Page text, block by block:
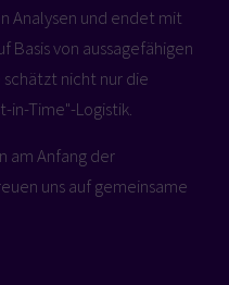
Analysen und endet mit
Basis von aussagefähigen
nicht nur die
in-Time"-Logistik.
am Anfang der
uns auf gemeinsame